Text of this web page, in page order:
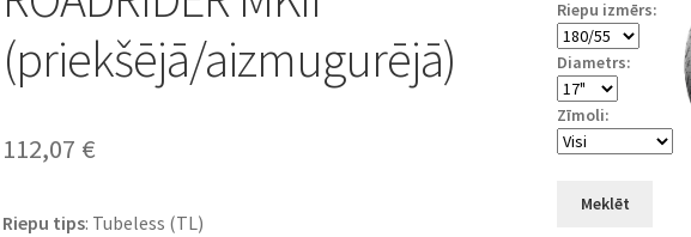
(priekšējā/aizmugurējā)
112,07 €
Riepu tips: Tubeless (TL)
Riepu izmērs:
Diametrs:
Zīmoli:
Meklēt